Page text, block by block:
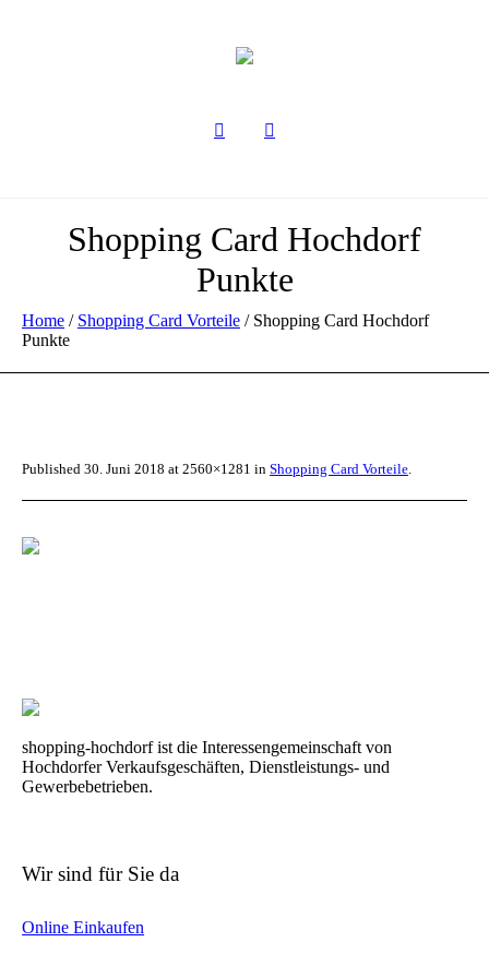
Shopping Card Hochdorf
Punkte
Home / Shopping Card Vorteile / Shopping Card Hochdorf
Punkte
Published 30. Juni 2018 at 2560×1281 in Shopping Card Vorteile.
shopping-hochdorf ist die Interessengemeinschaft von
Hochdorfer Verkaufsgeschäften, Dienstleistungs- und
Gewerbebetrieben.
Wir sind für Sie da
Online Einkaufen